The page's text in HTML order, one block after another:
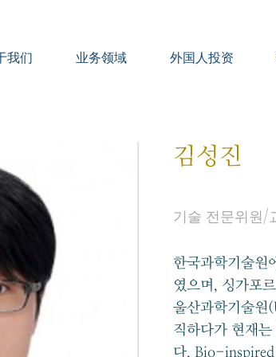
我们 业务领域 外国人投资
김성진
기술 전문위원/
한국과학기술원
였으며, 싱가포
울산과학기술원
직하다가 현재
다. Bio-